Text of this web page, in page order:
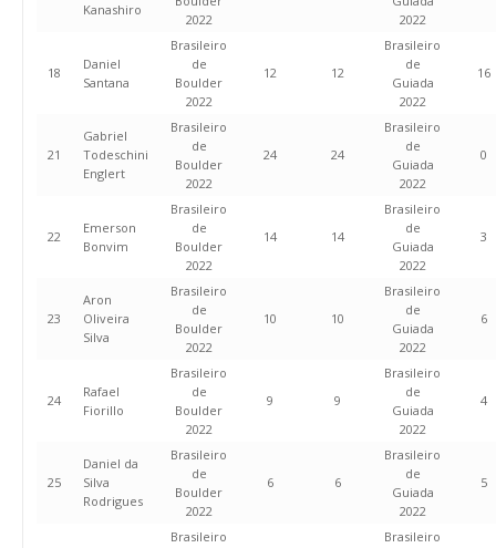
Kanashiro
2022
2022
18
Daniel
Santana
Brasileiro
de
Boulder
2022
12 12
Brasileiro
de
Guiada
2022
16
21
Gabriel
Todeschini
Englert
Brasileiro
de
Boulder
2022
24 24
Brasileiro
de
Guiada
2022
0
22
Emerson
Bonvim
Brasileiro
de
Boulder
2022
14 14
Brasileiro
de
Guiada
2022
3
23
Aron
Oliveira
Silva
Brasileiro
de
Boulder
2022
10 10
Brasileiro
de
Guiada
2022
6
24
Rafael
Fiorillo
Brasileiro
de
Boulder
2022
9 9
Brasileiro
de
Guiada
2022
4
25
Daniel da
Silva
Rodrigues
Brasileiro
de
Boulder
2022
6 6
Brasileiro
de
Guiada
2022
5
Brasileiro
Brasileiro